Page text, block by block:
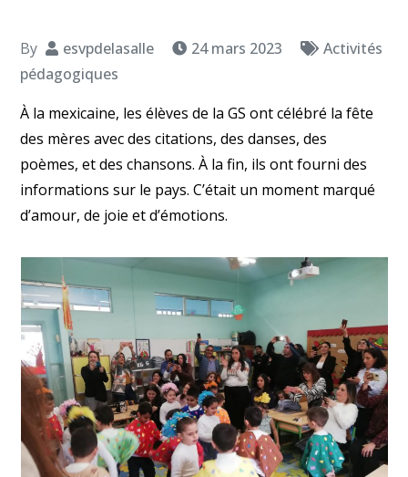
By esvpdelasalle 24 mars 2023
Activités
pédagogiques
À la mexicaine, les élèves de la GS ont célébré la fête
des mères avec des citations, des danses, des
poèmes, et des chansons. À la fin, ils ont fourni des
informations sur le pays. C’était un moment marqué
d’amour, de joie et d’émotions.